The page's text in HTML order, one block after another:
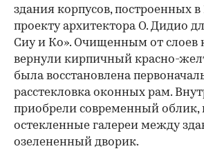
здания корпусов, построенных в
проекту архитектора О. Дидио
Сиу и Ко». Очищенным от слоев
вернули кирпичный красно-
была восстановлена
расстекловка оконных рам.
приобрели современный облик,
остекленные галереи между
озелененный дворик.